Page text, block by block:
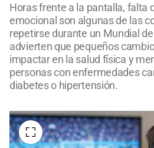
Horas frente a la pantalla, falta
emocional son algunas de las
repetirse durante un Mundial
advierten que pequeños
impactar en la salud física y
personas con enfermedades
diabetes o hipertensión.